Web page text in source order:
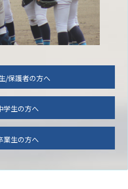
/保護者の方へ
学生の方へ
業生の方へ